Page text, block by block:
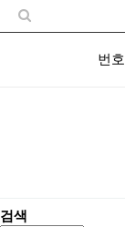
번호
검색